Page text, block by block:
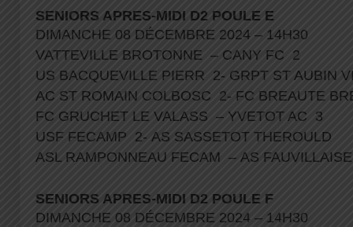
SENIORS APRES-MIDI D2 POULE E
DIMANCHE 08 DÉCEMBRE 2024 – 14H30
VATTEVILLE BROTONNE – CANY FC 2
US BACQUEVILLE PIERR 2- GRPT ST AUBIN
AC ST ROMAIN COLBOSC 2- FC BREAUTE
FC GRUCHET LE VALASS – YVETOT AC 3
USF FECAMP 2- AS SASSETOT THEROULD
ASL RAMPONNEAU FECAM – AS
SENIORS APRES-MIDI D2 POULE F
DIMANCHE 08 DÉCEMBRE 2024 – 14H30